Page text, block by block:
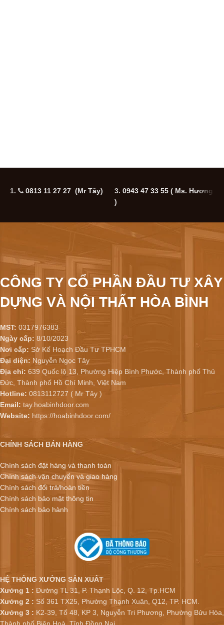
1. 0813 11 27 27 (Mr Tây) 3. 0943 47 33 55 ( Ms. Hương
)
CÔNG TY CỔ PHẦN ĐẦU TƯ XÂY
DỰNG VÀ NỘI THẤT HÒA BÌNH
MST: 0317976383
Ngày cấp: 8/10/2023
Nơi cấp: Sở Kế Hoạch Đầu Tư TPHCM
Đại diện: Nguyễn Ngọc Tây
Địa chỉ: 639 Quốc lộ 13, Phường Hiệp Bình Phước, Thành phố Thủ
Đức, Thành phố Hồ Chí Minh, Việt Nam
Hotline: 0813112727 ( Mr Tây )
Email: tay.hoabinhdoor.com
Website: https://hoabinhdoor.com/
CHÍNH SÁCH BÁN HÀNG
Chính sách đặt hàng và thanh toán
Chính sách vận chuyển và giao hàng
Chính sách đổi trả/hoàn tiền
Chính sách bảo mật thông tin
Chính sách bảo hành
HỆ THỐNG XƯỞNG SẢN XUẤT
Xưởng 1 : Đường TL 31, P. Thạnh Lộc, Q. 12, Tp.HCM
Xưởng 2 : Số 361 TX25, Phường Thạnh Xuân, Q12, TP. HCM.
Xưởng 3 : K2-39, Tổ 48, KP 3, Nguyễn Tri Phương, Phường Bửu Hòa,
Thành phố Biên Hoà, Tỉnh Đồng Nai